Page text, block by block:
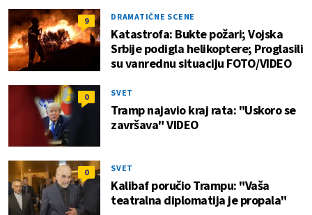
9 DRAMATIČNE SCENE
Katastrofa: Bukte požari; Vojska
Srbije podigla helikoptere; Proglasili
su vanrednu situaciju FOTO/VIDEO
0 SVET
Tramp najavio kraj rata: "Uskoro se
završava" VIDEO
0 SVET
Kalibaf poručio Trampu: "Vaša
teatralna diplomatija je propala"